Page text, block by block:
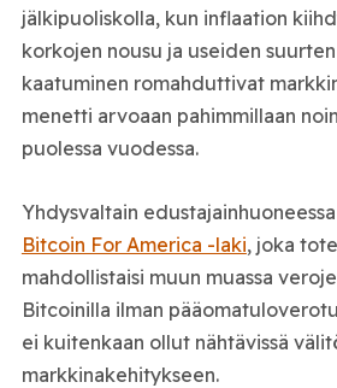
jälkipuoliskolla, kun inflaation
korkojen nousu ja useiden
kaatuminen romahduttivat
menetti arvoaan pahimmillaan
puolessa vuodessa.
Yhdysvaltain
Bitcoin For America -laki, joka
mahdollistaisi muun muassa
Bitcoinilla ilman
ei kuitenkaan ollut nähtävissä
markkinakehitykseen.